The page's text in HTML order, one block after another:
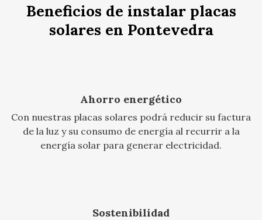
Pontevedra. Le ofrecemos soluciones a mediday le
asesoraremos para que elija las más adecuadas para
su consumo y situación.
Beneficios de instalar placas
solares en Pontevedra
Ahorro energético
Con nuestras placas solares podrá reducir su factura
de la luz y su consumo de energía al recurrir a la
energía solar para generar electricidad.
Sostenibilidad